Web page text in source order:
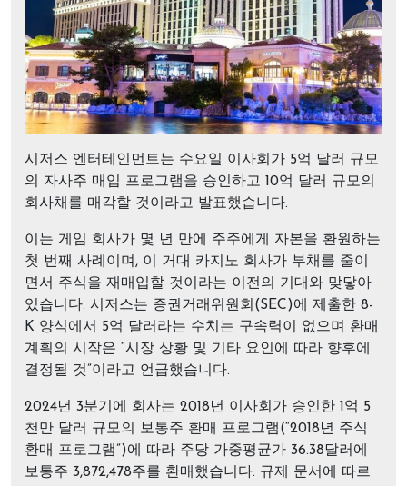
시저스 엔터테인먼트는 수요일 이사회가 5억 달러 규모
의 자사주 매입 프로그램을 승인하고 10억 달러 규모의
회사채를 매각할 것이라고 발표했습니다.
이는 게임 회사가 몇 년 만에 주주에게 자본을 환원하는
첫 번째 사례이며, 이 거대 카지노 회사가 부채를 줄이
면서 주식을 재매입할 것이라는 이전의 기대와 맞닿아
있습니다. 시저스는 증권거래위원회(SEC)에 제출한 8-
K 양식에서 5억 달러라는 수치는 구속력이 없으며 환매
계획의 시작은 “시장 상황 및 기타 요인에 따라 향후에
결정될 것”이라고 언급했습니다.
2024년 3분기에 회사는 2018년 이사회가 승인한 1억 5
천만 달러 규모의 보통주 환매 프로그램(“2018년 주식
환매 프로그램”)에 따라 주당 가중평균가 36.38달러에
보통주 3,872,478주를 환매했습니다. 규제 문서에 따르